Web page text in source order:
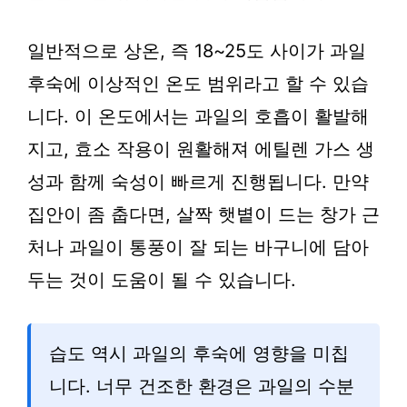
일반적으로 상온, 즉 18~25도 사이가 과일
후숙에 이상적인 온도 범위라고 할 수 있습
니다. 이 온도에서는 과일의 호흡이 활발해
지고, 효소 작용이 원활해져 에틸렌 가스 생
성과 함께 숙성이 빠르게 진행됩니다. 만약
집안이 좀 춥다면, 살짝 햇볕이 드는 창가 근
처나 과일이 통풍이 잘 되는 바구니에 담아
두는 것이 도움이 될 수 있습니다.
습도 역시 과일의 후숙에 영향을 미칩
니다. 너무 건조한 환경은 과일의 수분